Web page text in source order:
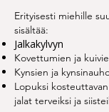
Erityisesti miehille
sisältää:
Jalkakylvyn
Kovettumien ja
Kynsien ja
Lopuksi
jalat terveiksi ja